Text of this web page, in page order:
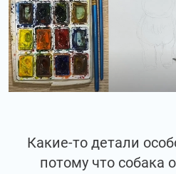
Какие-то детали
потому что собака